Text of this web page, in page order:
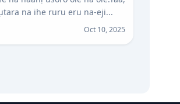
na ihe ruru eru na-eji...
Oct 10, 2025